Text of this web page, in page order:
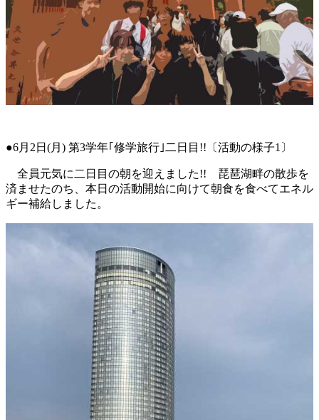
●6月2日(月) 第3学年｢修学旅行｣二日目!!〔活動の様子1〕
全員元気に二日目の朝を迎えました!! 琵琶湖畔の散歩を
済ませたのち、本日の活動開始に向けて朝食を食べてエネル
ギー補給しました。